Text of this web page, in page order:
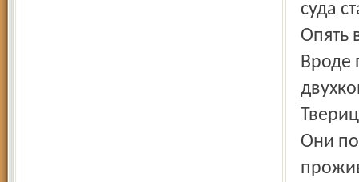
суда
Опять
Вроде
Они